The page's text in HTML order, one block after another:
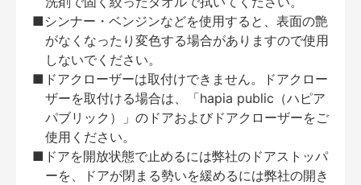
■シンナー・ベンジンなどを使用すると、表面の艶
がなくなったり変色する場合がありますので使用
しないでください。
■ドアクローザーは取付けできません。ドアクロー
ザーを取付ける場合は、「hapia public（ハピア
パブリック）」のドアおよびドアクローザーをご
使用ください。
■ドアを開放状態で止めるには弊社のドアストッパ
ーを、ドアが閉まる勢いを緩めるには弊社の開き